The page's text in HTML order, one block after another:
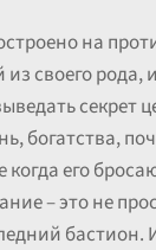
на
из своего
секрет
богатства,
его
– это не
бастион.